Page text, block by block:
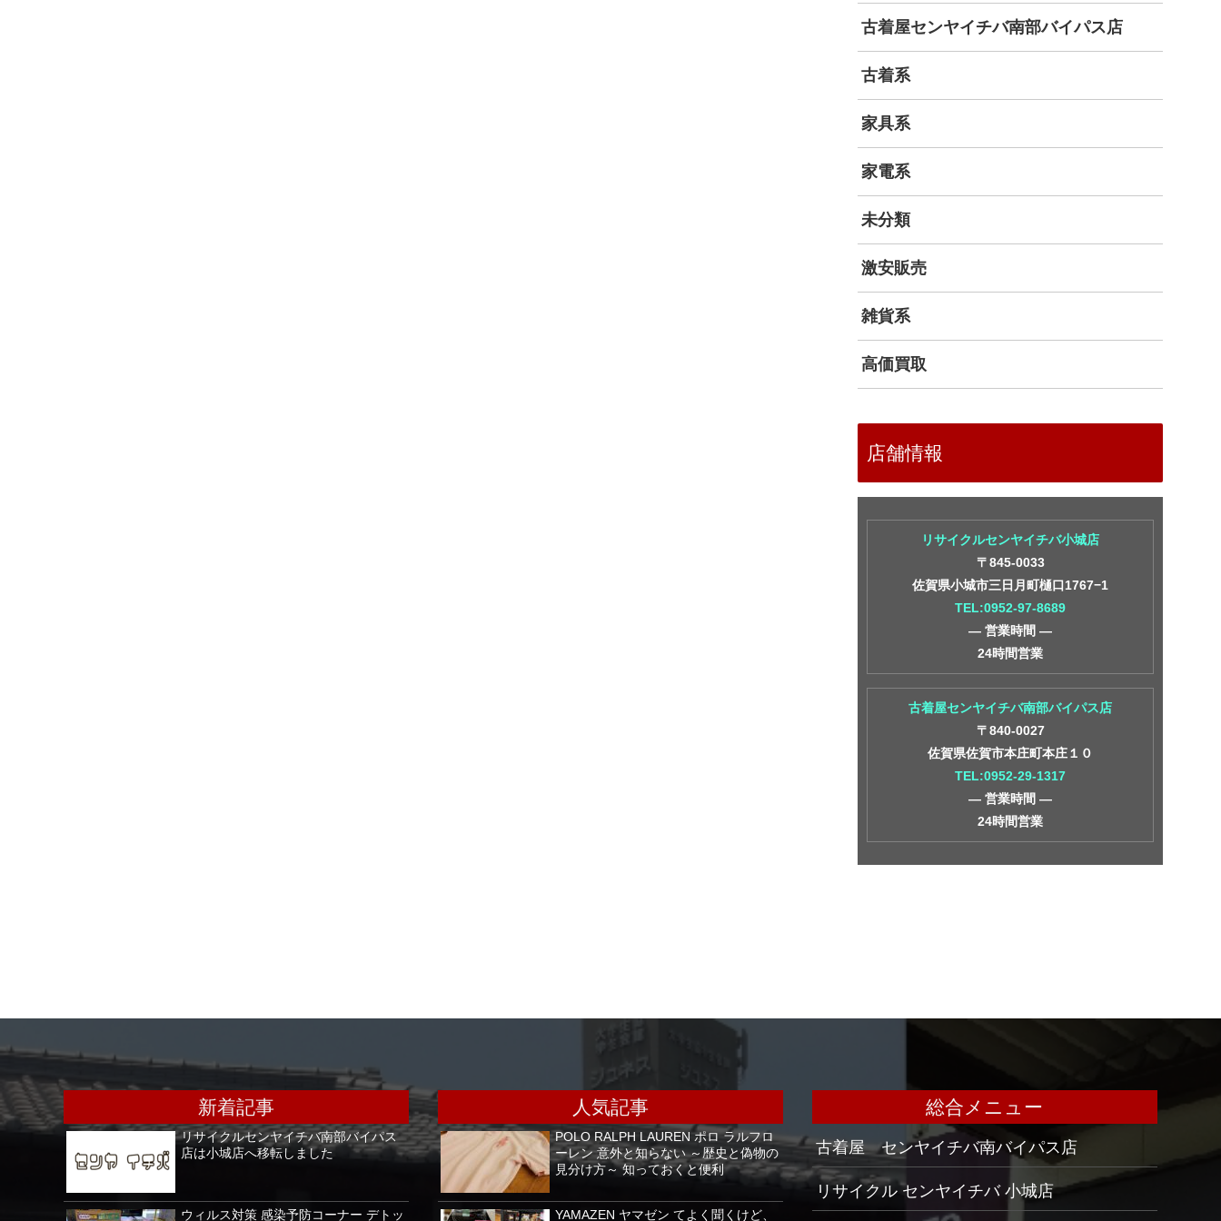
古着屋センヤイチバ南部バイパス店
古着系
家具系
家電系
未分類
激安販売
雑貨系
高価買取
店舗情報
リサイクルセンヤイチバ小城店
〒845-0033
佐賀県小城市三日月町樋口1767−1
TEL:0952-97-8689
― 営業時間 ―
24時間営業
古着屋センヤイチバ南部バイパス店
〒840-0027
佐賀県佐賀市本庄町本庄１０
TEL:0952-29-1317
― 営業時間 ―
24時間営業
新着記事
リサイクルセンヤイチバ南部バイパス
店は小城店へ移転しました
ウィルス対策 感染予防コーナー デトッ
人気記事
POLO RALPH LAUREN ポロ ラルフロ
ーレン 意外と知らない ～歴史と偽物の
見分け方～ 知っておくと便利
YAMAZEN ヤマゼン てよく聞くけど、
総合メニュー
古着屋 センヤイチバ南バイパス店
リサイクル センヤイチバ 小城店